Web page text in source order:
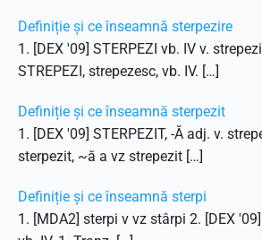
Definiție și ce înseamnă sterpezire
1. [DEX '09] STERPEZI vb. IV v.
STREPEZI, strepezesc, vb. IV. […]
Definiție și ce înseamnă sterpezit
1. [DEX '09] STERPEZIT, -Ă adj. v.
sterpezit, ~ă a vz strepezit […]
Definiție și ce înseamnă sterpi
1. [MDA2] sterpi v vz stârpi 2. [DEX